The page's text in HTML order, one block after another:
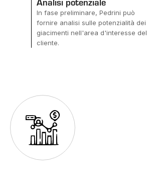
In fase preliminare, Pedrini può
fornire analisi sulle potenzialità dei
giacimenti nell'area d'interesse del
cliente.